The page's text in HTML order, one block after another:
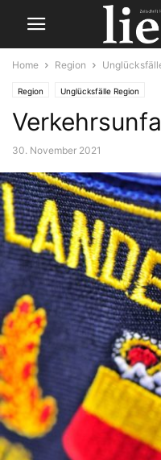
Home Region
Region Unglücksfälle Region
30. November 2021